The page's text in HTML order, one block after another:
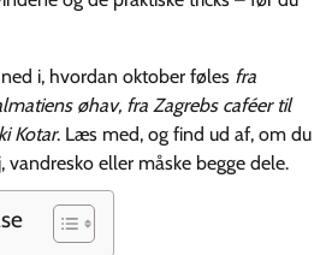
i, hvordan oktober føles fra
øhav, fra Zagrebs caféer til
Kotar. Læs med, og find ud af, om du
eller måske begge dele.